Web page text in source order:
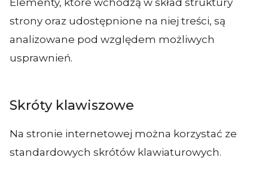
strony oraz udostępnione na niej treści, są
analizowane pod względem możliwych
usprawnień.
Skróty klawiszowe
Na stronie internetowej można korzystać ze
standardowych skrótów klawiaturowych.